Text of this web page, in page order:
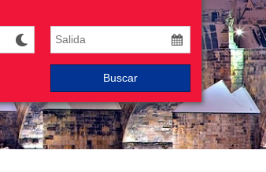
Buscar